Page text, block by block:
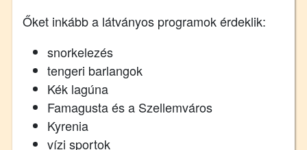
Őket inkább a látványos programok érdeklik:
snorkelezés
tengeri barlangok
Kék lagúna
Famagusta és a Szellemváros
Kyrenia
vízi sportok